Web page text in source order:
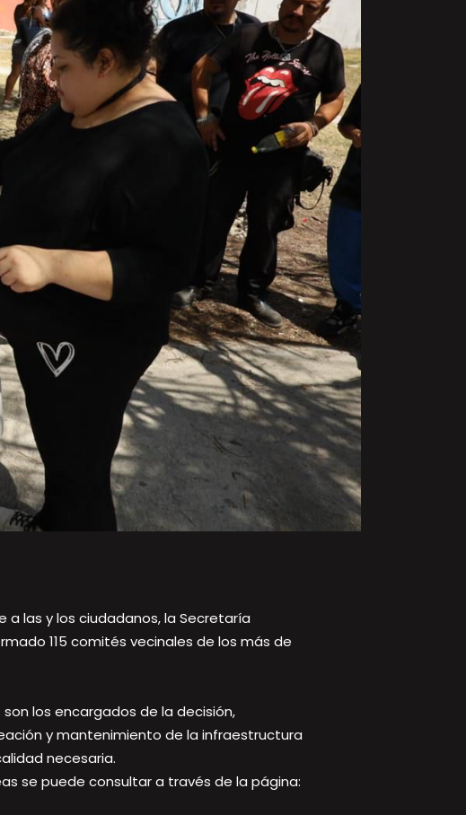
las y los ciudadanos, la Secretaría
115 comités vecinales de los más de
los encargados de la decisión,
y mantenimiento de la infraestructura
necesaria.
se puede consultar a través de la página: